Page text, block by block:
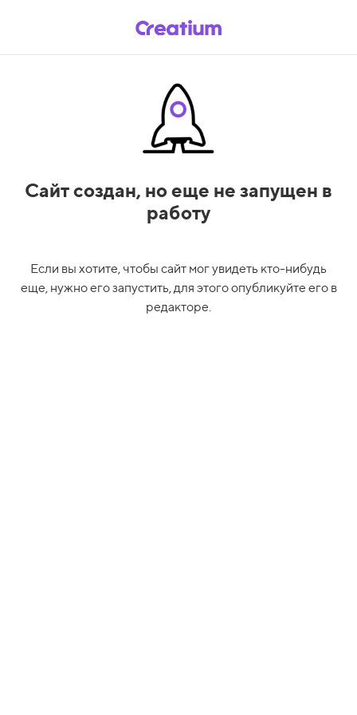
Сайт создан, но еще не запущен в
работу
Если вы хотите, чтобы сайт мог увидеть кто-нибудь
еще, нужно его запустить, для этого опубликуйте его в
редакторе.